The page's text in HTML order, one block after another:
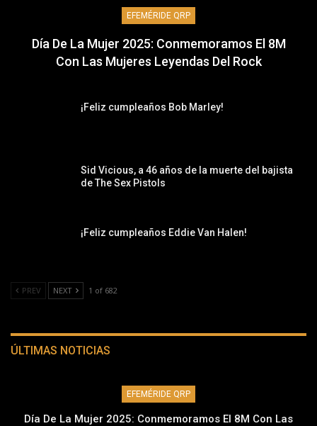
EFEMÉRIDE QRP
Día De La Mujer 2025: Conmemoramos El 8M
Con Las Mujeres Leyendas Del Rock
¡Feliz cumpleaños Bob Marley!
Sid Vicious, a 46 años de la muerte del bajista
de The Sex Pistols
¡Feliz cumpleaños Eddie Van Halen!
PREV NEXT 1 of 682
ÚLTIMAS NOTICIAS
EFEMÉRIDE QRP
Día De La Mujer 2025: Conmemoramos El 8M Con Las